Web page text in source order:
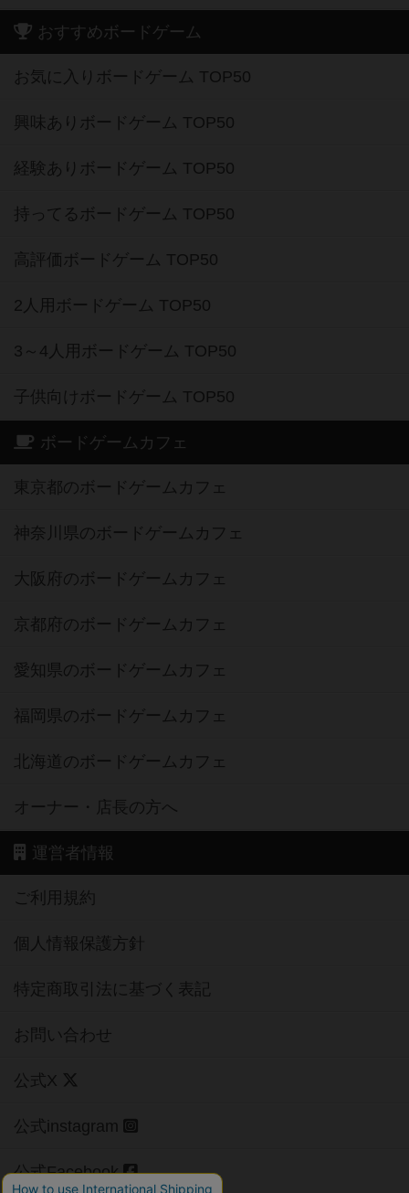
おすすめボードゲーム
お気に入りボードゲーム TOP50
興味ありボードゲーム TOP50
経験ありボードゲーム TOP50
持ってるボードゲーム TOP50
高評価ボードゲーム TOP50
2人用ボードゲーム TOP50
3～4人用ボードゲーム TOP50
子供向けボードゲーム TOP50
ボードゲームカフェ
東京都のボードゲームカフェ
神奈川県のボードゲームカフェ
大阪府のボードゲームカフェ
京都府のボードゲームカフェ
愛知県のボードゲームカフェ
福岡県のボードゲームカフェ
北海道のボードゲームカフェ
オーナー・店長の方へ
運営者情報
ご利用規約
個人情報保護方針
特定商取引法に基づく表記
お問い合わせ
公式X
公式instagram
公式Facebook